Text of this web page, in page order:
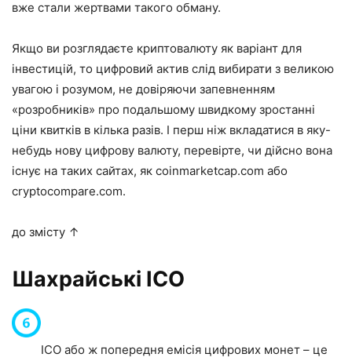
вже стали жертвами такого обману.
Якщо ви розглядаєте криптовалюту як варіант для
інвестицій, то цифровий актив слід вибирати з великою
увагою і розумом, не довіряючи запевненням
«розробників» про подальшому швидкому зростанні
ціни квитків в кілька разів. І перш ніж вкладатися в яку-
небудь нову цифрову валюту, перевірте, чи дійсно вона
існує на таких сайтах, як coinmarketcap.com або
cryptocompare.com.
до змісту ↑
Шахрайські ICO
ICO або ж попередня емісія цифрових монет – це